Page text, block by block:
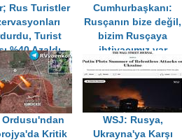
Rus Turistler
Turist
%40 Azaldı
Cumhurbaşkanı:
Rusçanın bize değil,
bizim Rusçaya
ihtiyacımız var
Ordusu'ndan
Kritik
WSJ: Rusya,
Ukrayna'ya Karşı